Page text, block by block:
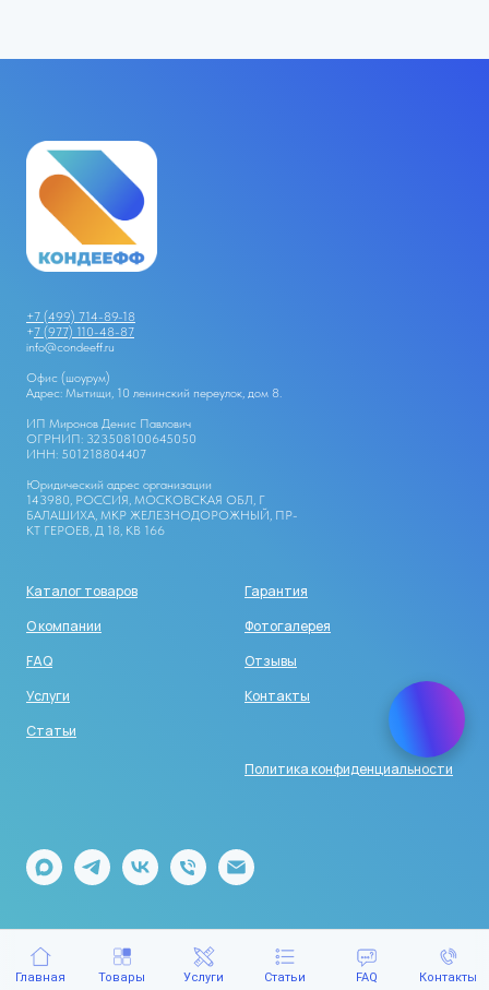
Главная Товары Услуги Статьи FAQ Контакты
+7 (499) 714-89-18
+7 (977) 110-48-87
info@condeeff.ru
Офис (шоурум)
Адрес: Мытищи, 10 ленинский переулок, дом 8.
ИП Миронов Денис Павлович
ОГРНИП: 323508100645050
ИНН: 501218804407
Юридический адрес организации
143980, РОССИЯ, МОСКОВСКАЯ ОБЛ, Г
БАЛАШИХА, МКР ЖЕЛЕЗНОДОРОЖНЫЙ, ПР-
КТ ГЕРОЕВ, Д 18, КВ 166
Каталог товаров
О компании
FAQ
Услуги
Статьи
Гарантия
Фотогалерея
Отзывы
Контакты
Политика конфиденциальности